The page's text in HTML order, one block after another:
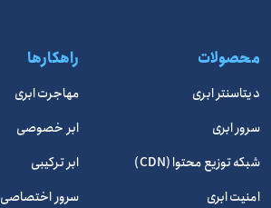
محصولات
دیتاسنتر ابری
سرور ابری
شبکه توزیع محتوا (CDN)
امنیت ابری
راهکارها
مهاجرت ابری
ابر خصوصی
ابر ترکیبی
سرور اختصاصی